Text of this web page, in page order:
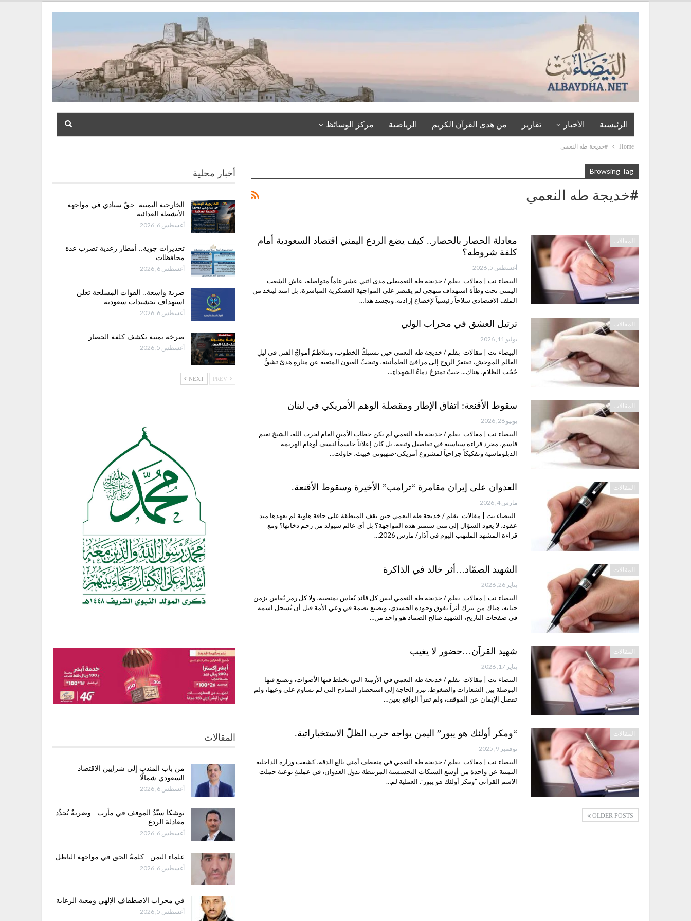
الرئيسية الأخبار تقارير من هدى القرآن الكريم الرياضية مركز الوسائظ
Home #خديجة طه النعمي
Browsing Tag
#خديجة طه النعمي
المقالات
معادلة الحصار بالحصار.. كيف يضع الردع اليمني اقتصاد السعودية أمام
كلفة شروطه؟
أغسطس 5, 2026
البيضاء نت | مقالات بقلم / خديجة طه النعمي ​على مدى اثني عشر عاماً متواصلة، عاش الشعب
اليمني تحت وطأة استهداف منهجي لم يقتصر على المواجهة العسكرية المباشرة، بل امتد ليتخذ من
الملف الاقتصادي سلاحاً رئيسياً لإخضاع إرادته. وتجسد هذا…
المقالات ترتيل العشق في محراب الولي
يوليو 11, 2026
البيضاء نت | مقالات بقلم / خديجة طه النعمي حين تشتبكُ الخطوب، وتتلاطمُ أمواجُ الفتن في ليلِ
العالم الموحش، تفتقرُ الروح إلى مرافئ الطمأنينة، وتبحثُ العيون المتعبة عن منارةِ هدىً تشقُّ
حُجُب الظلام، هناك... حيثُ تمتزجُ دماءُ الشهداءِ…
المقالات سقوط الأقنعة: اتفاق الإطار ومقصلة الوهم الأمريكي في لبنان
يونيو 28, 2026
البيضاء نت | مقالات بقلم / خديجة طه النعمي لم يكن خطاب الأمين العام لحزب الله، الشيخ نعيم
قاسم، مجرد قراءة سياسية في تفاصيل وثيقة، بل كان إعلاناً حاسماً لنسف أوهام الهزيمة
الدبلوماسية وتفكيكاً جراحياً لمشروع أمريكي-صهيوني خبيث، حاولت…
المقالات العدوان على إيران مقامرة “ترامب” الأخيرة وسقوط الأقنعة.
مارس 4, 2026
البيضاء نت | مقالات بقلم / خديجة طه النعمي حين تقف المنطقة على حافة هاوية لم تعهدها منذ
عقود، لا يعود السؤال إلى متى ستمتر هذه المواجهة؟ بل أي عالم سيولد من رحم دخانها؟ ومع
قراءة المشهد الملتهب اليوم في آذار/ مارس 2026…
المقالات الشهيد الصمّاد…أثر خالد في الذاكرة
يناير 26, 2026
البيضاء نت | مقالات بقلم / خديجة طه النعمي ليس كل قائد يُقاس بمنصبه، ولا كل رمز يُقاس بزمن
حياته، هناك من يترك أثراً يفوق وجوده الجسدي، ويصنع بصمة في وعي الأمة قبل أن يُسجل اسمه
في صفحات التاريخ، الشهيد صالح الصماد هو واحد من…
المقالات شهيد القرآن…حضور لا يغيب
يناير 17, 2026
البيضاء نت | مقالات بقلم / خديجة طه النعمي في الأزمنة التي تختلط فيها الأصوات، وتضيع فيها
البوصلة بين الشعارات والضغوط، تبرز الحاجة إلى استحضار النماذج التي لم تساوم على وعيها، ولم
تفصل الإيمان عن الموقف، ولم تقرأ الواقع بعين…
المقالات “ومكر أولئك هو يبور” اليمن يواجه حرب الظلّ الاستخباراتية.
نوفمبر 9, 2025
البيضاء نت | مقالات بقلم / خديجة طه النعمي في منعطف أمني بالغ الدقة، كشفت وزارة الداخلية
اليمنية عن واحدة من أوسع الشبكات التجسسية المرتبطة بدول العدوان، في عمليةٍ نوعية حملت
الاسم القرآني “ومكر أولئك هو يبور”. العملية لم…
OLDER POSTS
أخبار محلية
الخارجية اليمنية: حقٌ سيادي في مواجهة
الأنشطة العدائية
أغسطس 6, 2026
تحذيرات جوية.. أمطار رعدية تضرب عدة
محافظات
أغسطس 6, 2026
ضربة واسعة.. القوات المسلحة تعلن
استهداف تحشيدات سعودية
أغسطس 6, 2026
صرخة يمنية تكشف كلفة الحصار
أغسطس 5, 2026
NEXT
المقالات
من باب المندب إلى شرايين الاقتصاد
السعودي شمالًا
أغسطس 6, 2026
توشكا سيّدُ الموقف في مأرب.. وضربةٌ تُجدِّد
معادلةَ الردع.
أغسطس 6, 2026
علماء اليمن.. كلمةُ الحق في مواجهة الباطل
أغسطس 6, 2026
في محراب الاصطفاف الإلهي ومعية الرعاية
أغسطس 5, 2026